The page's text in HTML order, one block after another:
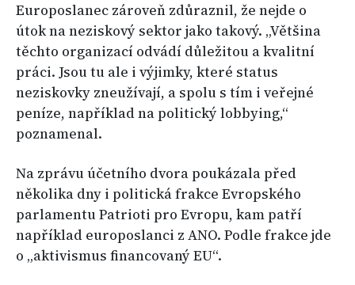
Europoslanec zároveň zdůraznil, že nejde o
útok na neziskový sektor jako takový. „Většina
těchto organizací odvádí důležitou a kvalitní
práci. Jsou tu ale i výjimky, které status
neziskovky zneužívají, a spolu s tím i veřejné
peníze, například na politický lobbying,“
poznamenal.
Na zprávu účetního dvora poukázala před
několika dny i politická frakce Evropského
parlamentu Patrioti pro Evropu, kam patří
například europoslanci z ANO. Podle frakce jde
o „aktivismus financovaný EU“.